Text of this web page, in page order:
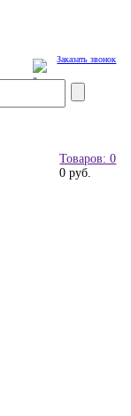
Заказать звонок
Товаров: 0
0 руб.